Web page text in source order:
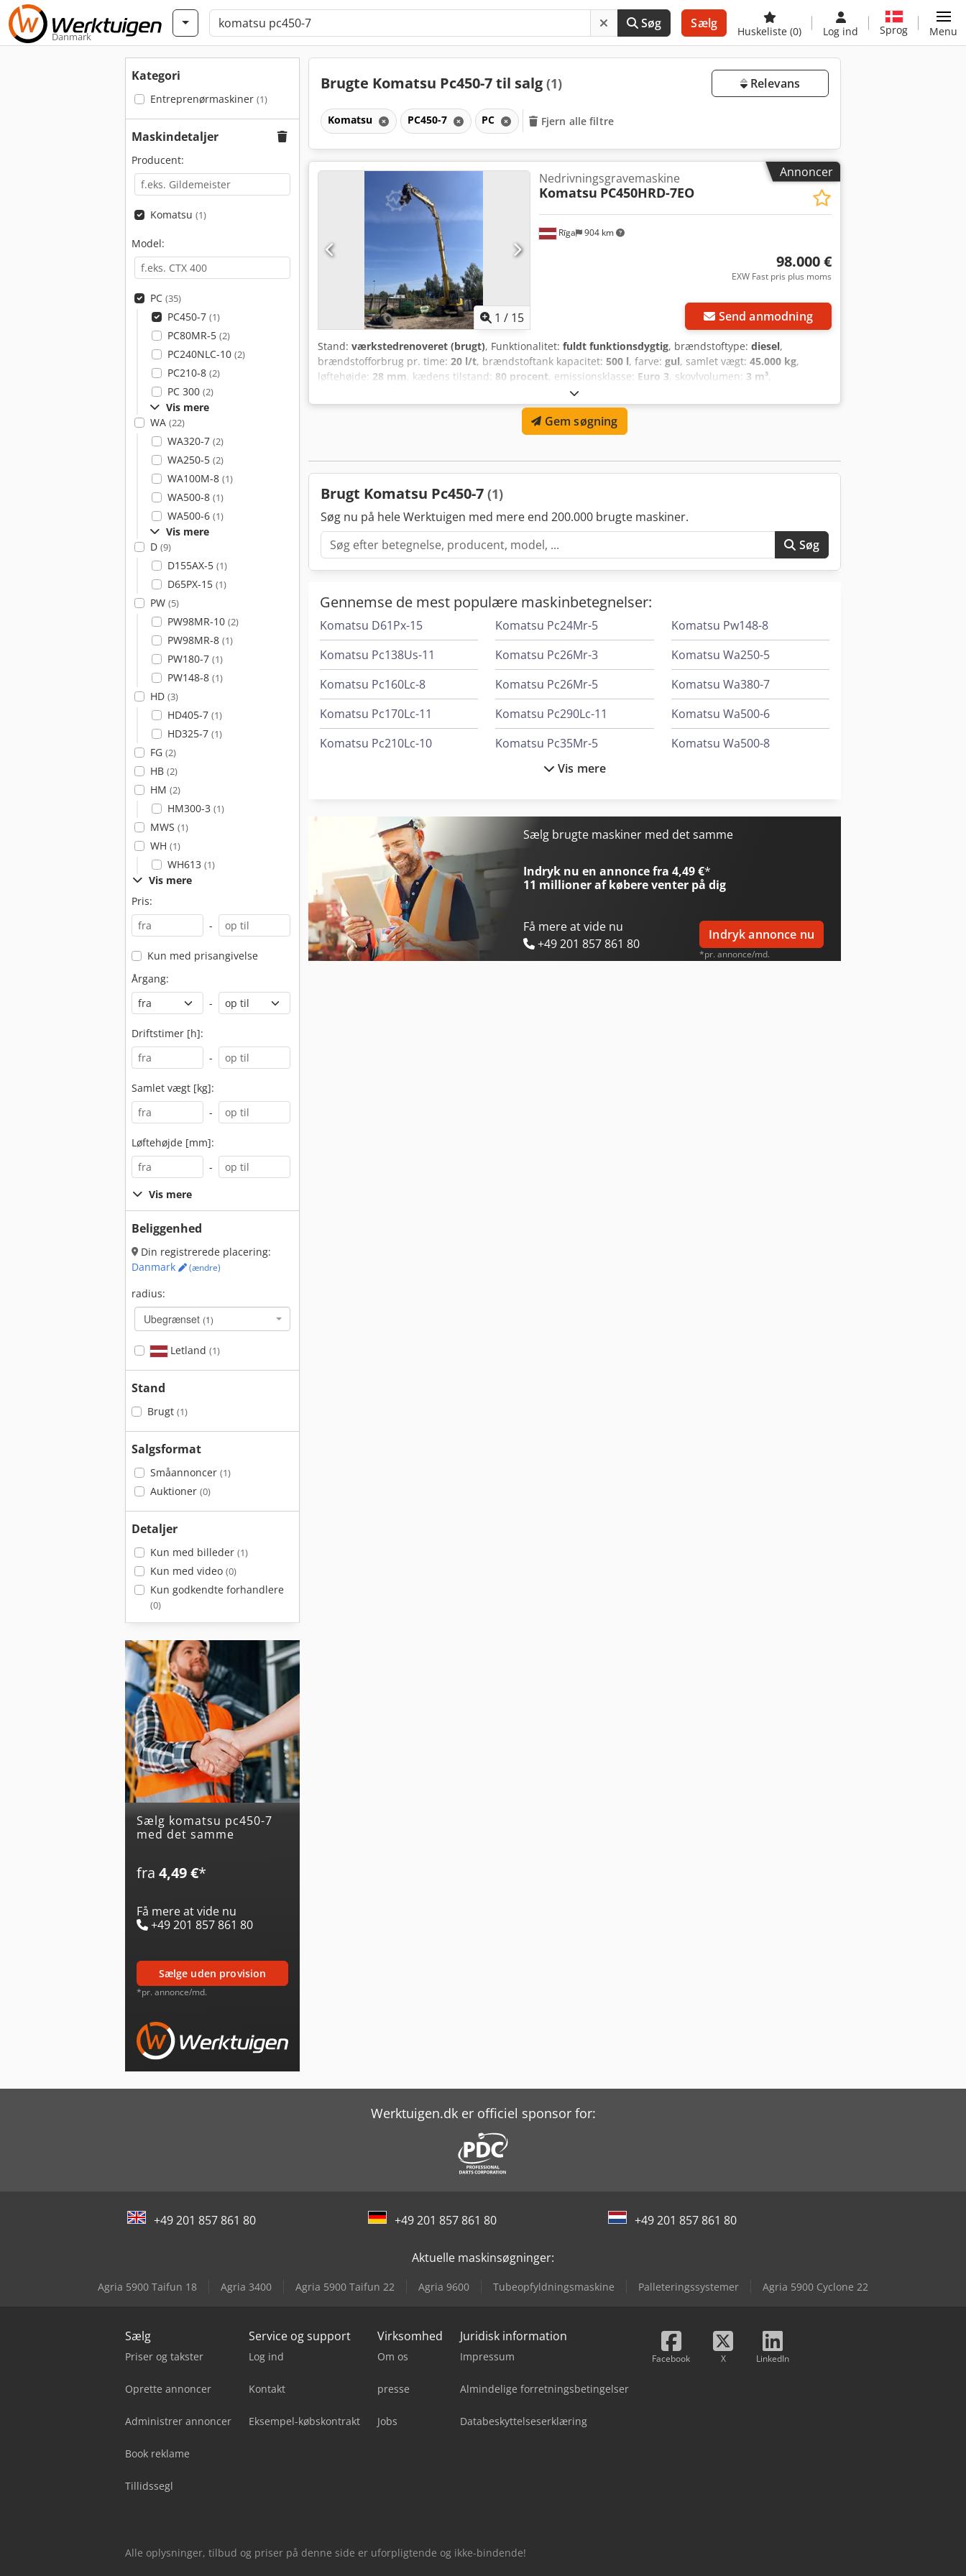
Danmark
Søg Sælg
Huskeliste (0) Log ind Sprog Menu
Kategori
Entreprenørmaskiner (1)
Maskindetaljer
Producent:
Komatsu (1)
Model:
PC (35)
PC450-7 (1)
PC80MR-5 (2)
PC240NLC-10 (2)
PC210-8 (2)
PC 300 (2)
Vis mere
WA (22)
WA320-7 (2)
WA250-5 (2)
WA100M-8 (1)
WA500-8 (1)
WA500-6 (1)
Vis mere
D (9)
D155AX-5 (1)
D65PX-15 (1)
PW (5)
PW98MR-10 (2)
PW98MR-8 (1)
PW180-7 (1)
PW148-8 (1)
HD (3)
HD405-7 (1)
HD325-7 (1)
FG (2)
HB (2)
HM (2)
HM300-3 (1)
MWS (1)
WH (1)
WH613 (1)
Vis mere
Pris:
-
Kun med prisangivelse
Årgang:
-
Driftstimer [h]:
-
Samlet vægt [kg]:
-
Løftehøjde [mm]:
-
Vis mere
Beliggenhed
Din registrerede placering:
Danmark
(ændre)
radius:
Ubegrænset (1)
Letland (1)
Stand
Brugt (1)
Salgsformat
Småannoncer (1)
Auktioner (0)
Detaljer
Kun med billeder (1)
Kun med video (0)
Kun godkendte forhandlere
(0)
Sælg komatsu pc450-7
med det samme
fra 4,49 €*
Få mere at vide nu
+49 201 857 861 80
sælge uden provision
*pr. annonce/md.
Brugte Komatsu Pc450-7 til salg (1) Relevans
Komatsu PC450-7 PC Fjern alle filtre
Annoncer
1 / 15
Rīga 904 km
Nedrivningsgravemaskine
Komatsu PC450HRD-7EO
98.000 €
EXW Fast pris plus moms
Send anmodning
Stand: værkstedrenoveret (brugt), Funktionalitet: fuldt funktionsdygtig, brændstoftype: diesel,
brændstofforbrug pr. time: 20 l/t, brændstoftank kapacitet: 500 l, farve: gul, samlet vægt: 45.000 kg,
løftehøjde: 28 mm, kædens tilstand: 80 procent, emissionsklasse: Euro 3, skovlvolumen: 3 m³,
, maskine/køretøjsnummer:
hovedbeskytter, hydraulik, hydraulisk hammer, justerbar bom, kabine, klimaanlæg, standardskovl,
, Komatsu PC450 højtrækkende nedrivningsmaskine. Maksimal arbejdshøjde: 28 m.
To bom-sæt: højtræk og standard nedbrydning. To nedbrydningssakse: - Trevi Benne HC15ND til primær
Gem søgning
Brugt Komatsu Pc450-7 (1)
Søg nu på hele Werktuigen med mere end 200.000 brugte maskiner.
Søg
Gennemse de mest populære maskinbetegnelser:
Komatsu D61Px-15
Komatsu Pc138Us-11
Komatsu Pc160Lc-8
Komatsu Pc170Lc-11
Komatsu Pc210Lc-10
Komatsu Pc240Lc-8
Komatsu Pc240Nlc-10
Komatsu Pc24Mr-5
Komatsu Pc26Mr-3
Komatsu Pc26Mr-5
Komatsu Pc290Lc-11
Komatsu Pc35Mr-5
Komatsu Pc360Lc-11
Komatsu Pc55Mr-3
Komatsu Pw148-8
Komatsu Wa250-5
Komatsu Wa380-7
Komatsu Wa500-6
Komatsu Wa500-8
Vis mere
Sælg brugte maskiner med det samme
Indryk nu en annonce fra 4,49 €*
11 millioner af købereventer på dig
Få mere at vide nu
+49 201 857 861 80
Indryk annonce nu
*pr. annonce/md.
Werktuigen.dk er officiel sponsor for:
+49 201 857 861 80 +49 201 857 861 80 +49 201 857 861 80
Aktuelle maskinsøgninger:
Agria 5900 Taifun 18 Agria 3400 Agria 5900 Taifun 22 Agria 9600 Tubeopfyldningsmaskine Palleteringssystemer Agria 5900 Cyclone 22
Sælg
Priser og takster
Oprette annoncer
Administrer annoncer
Book reklame
Tillidssegl
Service og support
Log ind
Kontakt
Eksempel-købskontrakt
Virksomhed
Om os
presse
Jobs
Juridisk information
Impressum
Almindelige forretningsbetingelser
Databeskyttelseserklæring
Facebook X LinkedIn
Alle oplysninger, tilbud og priser på denne side er uforpligtende og ikke-bindende!